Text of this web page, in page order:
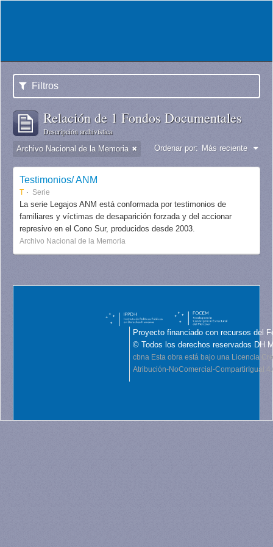
Filtros
Relación de 1 Fondos Documentales
Descripción archivística
Archivo Nacional de la Memoria Ordenar por: Más reciente
Testimonios/ ANM
T Serie
La serie Legajos ANM está conformada por testimonios de
familiares y víctimas de desaparición forzada y del accionar
represivo en el Cono Sur, producidos desde 2003.
Archivo Nacional de la Memoria
Proyecto financiado con recursos del
© Todos los derechos reservados DH
cbna Esta obra está bajo una Licencia
Atribución-NoComercial-CompartirIgual